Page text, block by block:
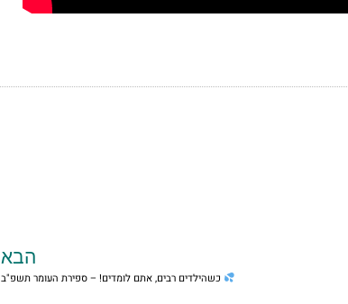
הבא
כשהילדים רבים, אתם לומדים! – ספירת העומר תשפ"ב